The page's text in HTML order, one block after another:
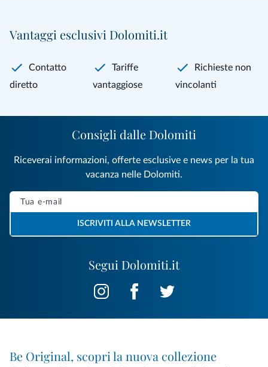
Vantaggi esclusivi Dolomiti.it
Contatto
diretto
Tariffe
vantaggiose
Richieste non
vincolanti
Segui Dolomiti.it
Consigli dalle Dolomiti
Riceverai informazioni, offerte esclusive e news per la tua
vacanza nelle Dolomiti.
ISCRIVITI ALLA NEWSLETTER
Be Original, scopri la nuova collezione